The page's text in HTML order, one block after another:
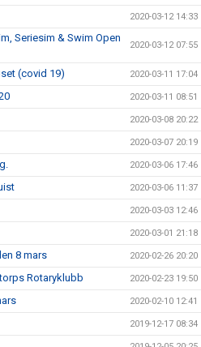
2020-03-12 14:33
Seriesim & Swim Open
2020-03-12 07:55
(covid 19) 2020-03-11 17:04
2020-03-11 08:51
2020-03-08 20:22
2020-03-07 20:19
2020-03-06 17:46
2020-03-06 11:37
2020-03-03 12:46
2020-03-01 21:18
8 mars 2020-02-26 20:20
Rotaryklubb 2020-02-23 19:50
2020-02-10 12:41
2019-12-17 08:34